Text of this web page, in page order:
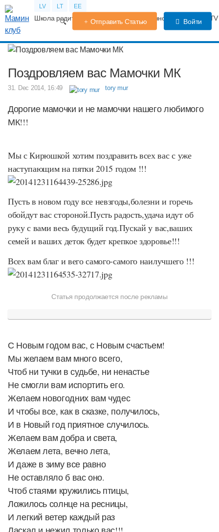
LV LT EE
Школа родителей Календарь беременности Форум
Отправить Статью Войти
Поздровляем вас Мамочки МК
31. Dec 2014, 16:49 tory mur
Дорогие мамочки и не мамочки нашего любимого
МК!!!
Мы с Кирюшкой хотим поздравить всех вас с уже
наступающим на пятки 2015 годом !!!
Пусть в новом году все невзгоды,болезни и горечь
обойдут вас стороной.Пусть радость,удача идут об
руку с вами весь будущий год.Пускай у вас,ваших
семей и ваших деток будет крепкое здоровье!!!
Всех вам благ и вего самого-самого наилучшего !!!
Статья продолжается после рекламы
С Новым годом вас, с Новым счастьем!
Мы желаем вам много всего,
Чтоб ни тучки в судьбе, ни ненастье
Не смогли вам испортить его.
Желаем новогодних вам чудес
И чтобы все, как в сказке, получилось,
И в Новый год приятное случилось.
Желаем вам добра и света,
Желаем лета, вечно лета,
И даже в зиму все равно
Не оставляло б вас оно.
Чтоб стаями кружились птицы,
Ложилось солнце на ресницы,
И легкий ветер каждый раз